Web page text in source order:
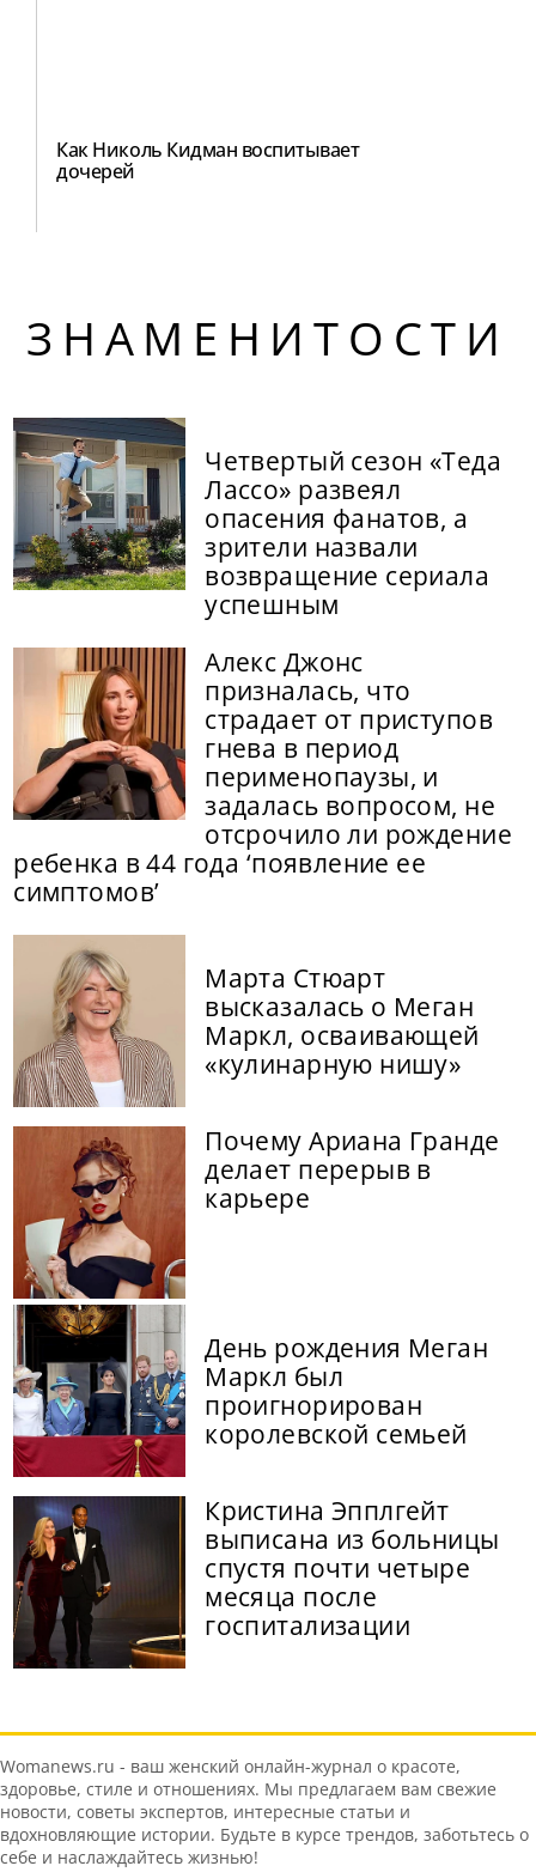
Как Николь Кидман воспитывает
дочерей
ЗНАМЕНИТОСТИ
Четвертый сезон «Теда
Лассо» развеял
опасения фанатов, а
зрители назвали
возвращение сериала
успешным
Алекс Джонс
призналась, что
страдает от приступов
гнева в период
перименопаузы, и
задалась вопросом, не
отсрочило ли рождение
ребенка в 44 года ‘появление ее
симптомов’
Марта Стюарт
высказалась о Меган
Маркл, осваивающей
«кулинарную нишу»
Почему Ариана Гранде
делает перерыв в
карьере
День рождения Меган
Маркл был
проигнорирован
королевской семьей
Кристина Эпплгейт
выписана из больницы
спустя почти четыре
месяца после
госпитализации
Womanews.ru - ваш женский онлайн-журнал о красоте,
здоровье, стиле и отношениях. Мы предлагаем вам свежие
новости, советы экспертов, интересные статьи и
вдохновляющие истории. Будьте в курсе трендов, заботьтесь о
себе и наслаждайтесь жизнью!